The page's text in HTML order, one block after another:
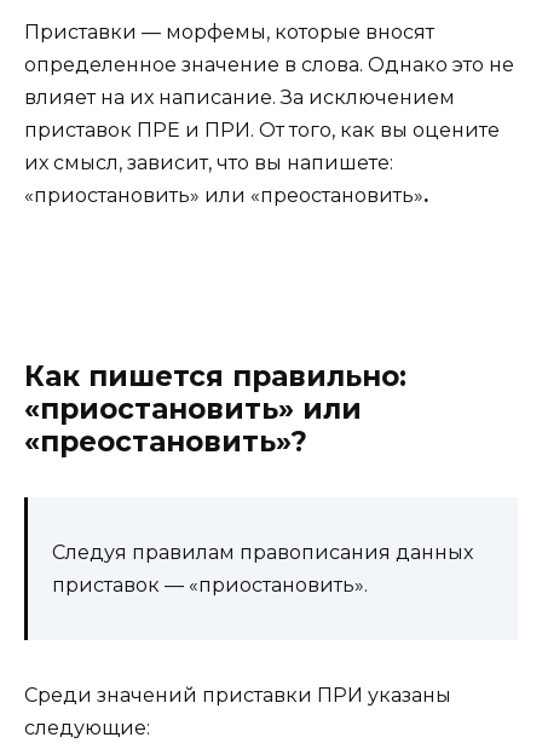
Приставки — морфемы, которые вносят
определенное значение в слова. Однако это не
влияет на их написание. За исключением
приставок ПРЕ и ПРИ. От того, как вы оцените
их смысл, зависит, что вы напишете:
«приостановить» или «преостановить».
Как пишется правильно:
«приостановить» или
«преостановить»?
Следуя правилам правописания данных
приставок — «приостановить».
Среди значений приставки ПРИ указаны
следующие: